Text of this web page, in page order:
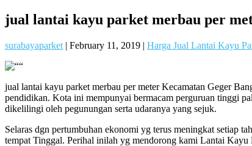
jual lantai kayu parket merbau per
surabayaparket | February 11, 2019 | Harga Jual Lantai Kayu
jual lantai kayu parket merbau per meter Kecamatan Geger
pendidikan. Kota ini mempunyai bermacam perguruan tinggi
dikelilingi oleh pegunungan serta udaranya yang sejuk.
Selaras dgn pertumbuhan ekonomi yg terus meningkat setiap
tempat Tinggal. Perihal inilah yg mendorong kami Lantai